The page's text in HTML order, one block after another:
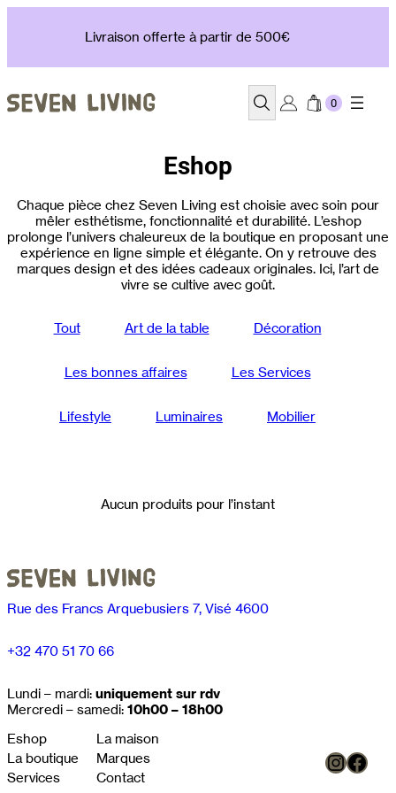
Livraison offerte à partir de 500€
Recherche
Eshop
Chaque pièce chez Seven Living est choisie avec soin pour
mêler esthétisme, fonctionnalité et durabilité. L’eshop
prolonge l’univers chaleureux de la boutique en proposant une
expérience en ligne simple et élégante. On y retrouve des
marques design et des idées cadeaux originales. Ici, l’art de
vivre se cultive avec goût.
Tout Art de la table Décoration
Les bonnes affaires Les Services
Lifestyle Luminaires Mobilier
Aucun produits pour l’instant
Rue des Francs Arquebusiers 7, Visé 4600
+32 470 51 70 66
Lundi – mardi: uniquement sur rdv
Mercredi – samedi: 10h00 – 18h00
Eshop
La boutique
Services
La maison
Marques
Contact